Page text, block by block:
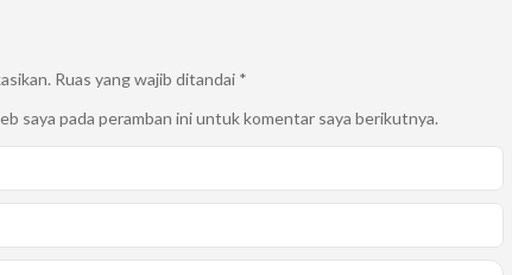
Ruas yang wajib ditandai *
saya pada peramban ini untuk komentar saya berikutnya.